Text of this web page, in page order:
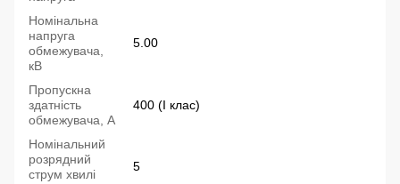
Номінальна
напруга
обмежувача,
кВ
5.00
Пропускна
здатність
обмежувача, А
400 (I клас)
Номінальний
розрядний
струм хвилі
5